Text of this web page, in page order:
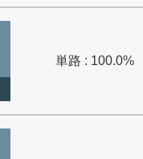
単路 : 100.0%